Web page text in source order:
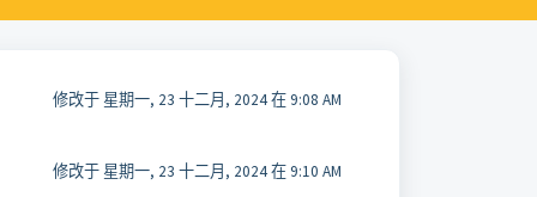
修改于 星期一, 23 十二月, 2024 在 9:08 AM
修改于 星期一, 23 十二月, 2024 在 9:10 AM